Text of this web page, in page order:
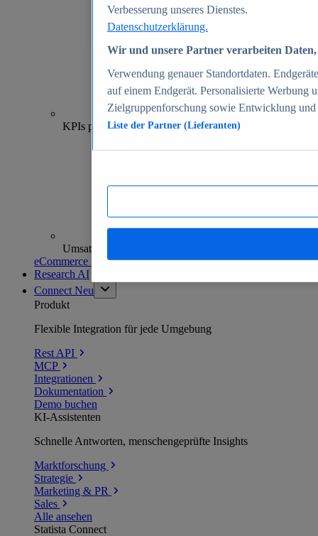
70+
KPIs pro Shop
Umsatzanalysen und -prognosen
eCommerce Insights entdecken
Research AI
Connect Neu
Produkt
Flexible Integration für jede Umgebung
Rest API
MCP
Integrationen
Dokumentation
Demo buchen
KI-Assistenten
Schnelle Antworten, menschengeprüfte Insights
Marktforschung
Strategie
Marketing & PR
Sales
Alle ansehen
Statista Connect
Verbesserung unseres Dienstes.
Datenschutzerklärung.
Wir und unsere Partner verarbeiten
Verwendung genauer Standortdaten.
auf einem Endgerät. Personalisierte Werbung
Zielgruppenforschung sowie Entwicklung
Liste der Partner (Lieferanten)